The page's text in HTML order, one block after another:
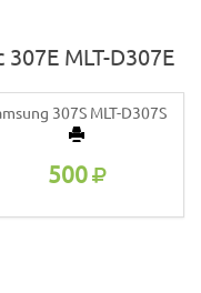
MLT-D307E
307S MLT-D307S
500